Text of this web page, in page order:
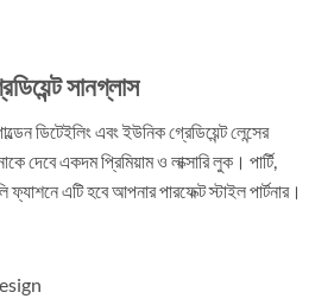
সানগ্লাস
ডিটেইলিং এবং ইউনিক গ্রেডিয়েন্ট লেন্সের
দেবে একদম প্রিমিয়াম ও লাক্সারি লুক। পার্টি,
এটি হবে আপনার পারফেক্ট স্টাইল পার্টনার।